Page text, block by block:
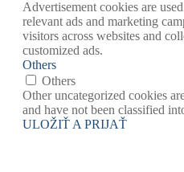
Advertisement cookies are
relevant ads and marketing
visitors across websites and
customized ads.
Others
Others
Other uncategorized cookies
and have not been classified
ULOŽIŤ A PRIJAŤ